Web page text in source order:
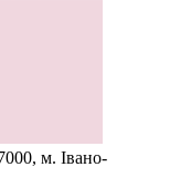
м. Івано-